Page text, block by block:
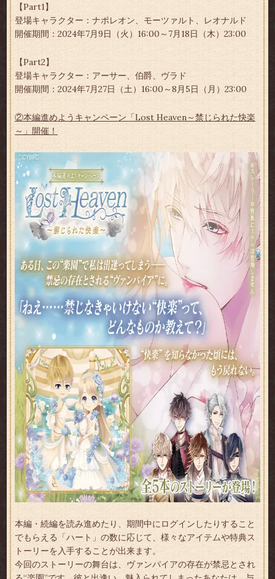
【Part1】
登場キャラクター：ナポレオン、モーツァルト、レオナルド
開催期間：2024年7月9日（火）16:00～7月18日（木）23:00
【Part2】
登場キャラクター：アーサー、伯爵、ヴラド
開催期間：2024年7月27日（土）16:00～8月5日（月）23:00
②本編進めようキャンペーン「Lost Heaven～禁じられた快楽
～」開催！
本編・続編を読み進めたり、期間中にログインしたりすること
でもらえる「ハート」の数に応じて、様々なアイテムや特典ス
トーリーを入手することが出来ます。
今回のストーリーの舞台は、ヴァンパイアの存在が禁忌とされ